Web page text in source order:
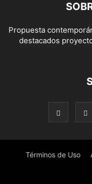
Propuesta
destacados
Términos de Uso